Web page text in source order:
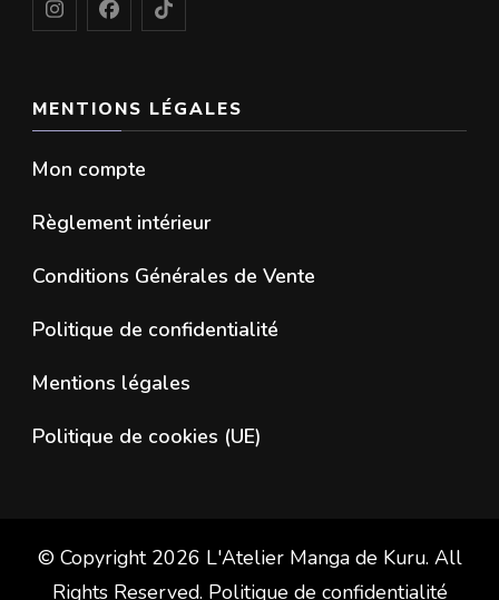
MENTIONS LÉGALES
Mon compte
Règlement intérieur
Conditions Générales de Vente
Politique de confidentialité
Mentions légales
Politique de cookies (UE)
© Copyright 2026 L'Atelier Manga de Kuru. All
Rights Reserved. Politique de confidentialité